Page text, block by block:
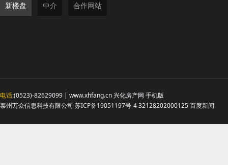
新楼盘 中介 合作网站
电话:(0523)-82629099 | www.xhfang.cn 兴化房产网 手机版
泰州万众信息科技有限公司 苏ICP备19051197号-432128202000125百度新闻